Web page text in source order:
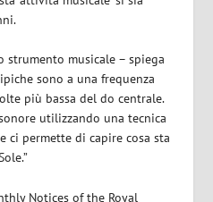
strumento musicale – spiega
sono a una frequenza
più bassa del do centrale.
utilizzando una tecnica
ci permette di capire cosa sta
Notices of the Royal